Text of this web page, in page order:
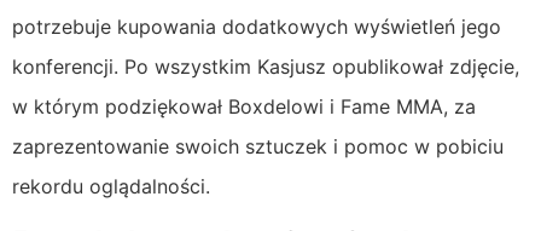
potrzebuje kupowania dodatkowych wyświetleń jego
konferencji. Po wszystkim Kasjusz opublikował zdjęcie,
w którym podziękował Boxdelowi i Fame MMA, za
zaprezentowanie swoich sztuczek i pomoc w pobiciu
rekordu oglądalności.